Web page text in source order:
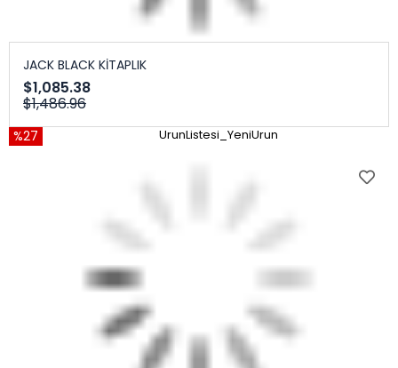
JACK BLACK KİTAPLIK
$1,085.38
$1,486.96
%27 UrunListesi_YeniUrun